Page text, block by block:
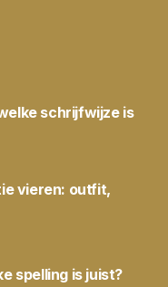
schrijfwijze is
vieren: outfit,
spelling is juist?